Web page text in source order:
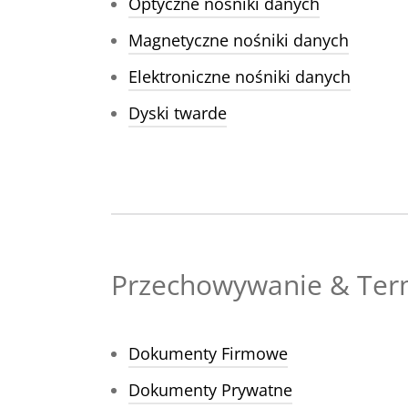
Magnetyczne nośniki danych
Elektroniczne nośniki danych
Dyski twarde
Przechowywanie &
Dokumenty Firmowe
Dokumenty Prywatne